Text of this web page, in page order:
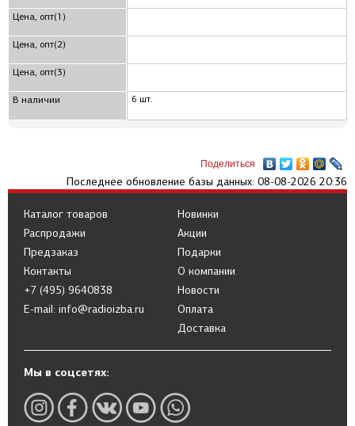
Цена, опт(1)
Цена, опт(2)
Цена, опт(3)
В наличии 6 шт.
Поделиться
Последнее обновление базы данных: 08-08-2026 20:36
Каталог товаров
Распродажи
Предзаказ
Новинки
Акции
Подарки
Контакты
+7 (495) 9640838
E-mail: info@radioizba.ru
О компании
Новости
Оплата
Доставка
Мы в соцсетях: